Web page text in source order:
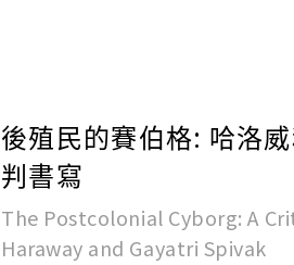
後殖民的賽伯格: 哈洛
判書寫
The Postcolonial Cyborg: A
Haraway and Gayatri Spivak